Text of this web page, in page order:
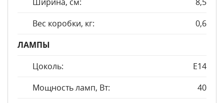
Вес коробки, кг:
0,6
ЛАМПЫ
Цоколь:
E14
Мощность ламп, Вт:
40